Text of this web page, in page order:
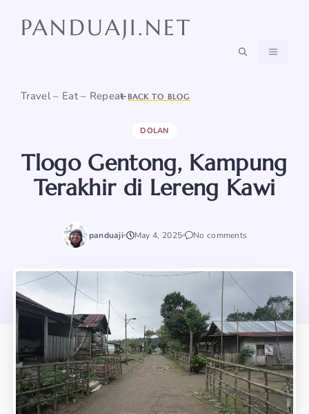
PANDUAJI.NET
Travel – Eat – Repeat
MENU
BACK TO BLOG
DOLAN
Tlogo Gentong, Kampung
Terakhir di Lereng Kawi
panduaji May 4, 2025 No comments